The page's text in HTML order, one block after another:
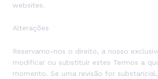
websites.
Alterações
Reservamo-nos o direito, a nosso
modificar ou substituir estes Termos a
momento. Se uma revisão for